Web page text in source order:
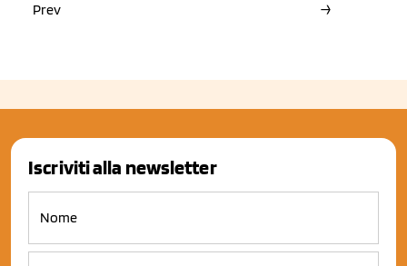
Prev
→
Iscriviti alla newsletter